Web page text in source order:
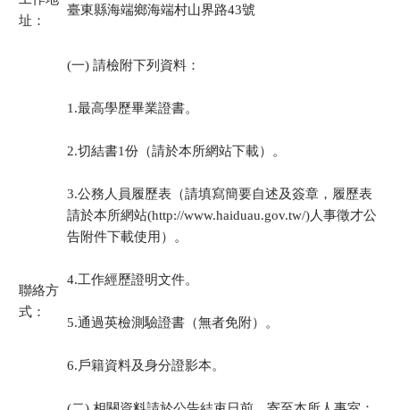
址：
臺東縣海端鄉海端村山界路43號
聯絡方
式：
(一) 請檢附下列資料：
1.最高學歷畢業證書。
2.切結書1份（請於本所網站下載）。
3.公務人員履歷表（請填寫簡要自述及簽章，履歷表
請於本所網站(http://www.haiduau.gov.tw/)人事徵才公
告附件下載使用）。
4.工作經歷證明文件。
5.通過英檢測驗證書（無者免附）。
6.戶籍資料及身分證影本。